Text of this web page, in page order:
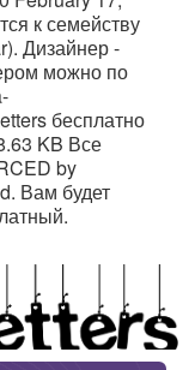
к семейству
Дизайнер -
можно по
бесплатно
KB Все
by
Вам будет